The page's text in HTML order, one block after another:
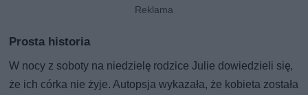
Prosta historia
W nocy z soboty na niedzielę rodzice Julie dowiedzieli się,
że ich córka nie żyje. Autopsja wykazała, że kobieta została